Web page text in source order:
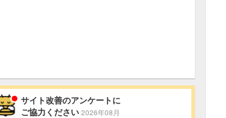
サイト改善のアンケートに
ご協力ください 2026年08月